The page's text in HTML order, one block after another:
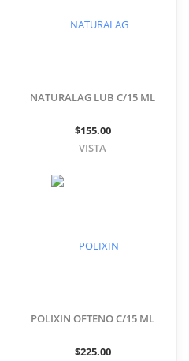
NATURALAG LUB C/15 ML
$155.00
VISTA
POLIXIN OFTENO C/15 ML
$225.00